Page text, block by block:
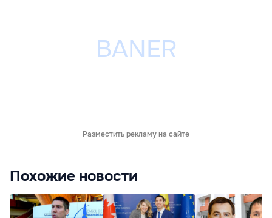
Разместить рекламу на сайте
Похожие новости